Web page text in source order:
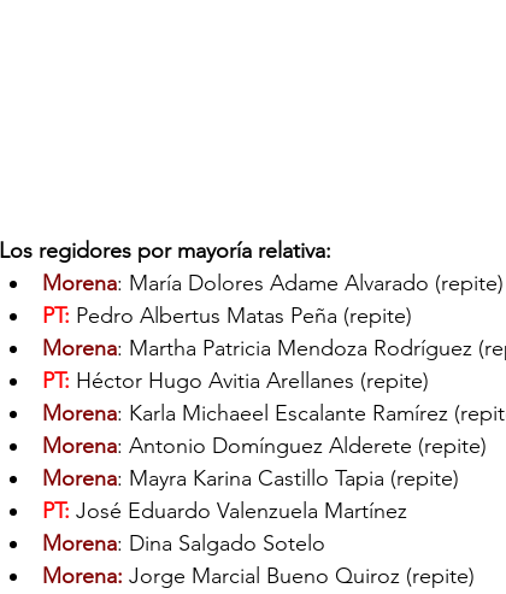
Los regidores por mayoría relativa:
Morena: María Dolores Adame Alvarado (repite)
PT: Pedro Albertus Matas Peña (repite)
Morena: Martha Patricia Mendoza Rodríguez
PT: Héctor Hugo Avitia Arellanes (repite)
Morena: Karla Michaeel Escalante Ramírez
Morena: Antonio Domínguez Alderete (repite)
Morena: Mayra Karina Castillo Tapia (repite)
PT: José Eduardo Valenzuela Martínez
Morena: Dina Salgado Sotelo
Morena: Jorge Marcial Bueno Quiroz (repite)